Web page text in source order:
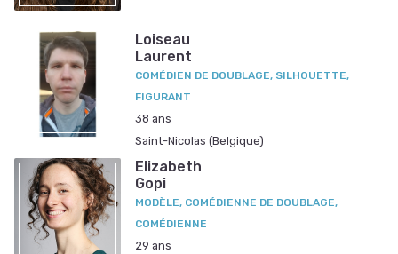
Loiseau
Laurent
COMÉDIEN DE DOUBLAGE, SILHOUETTE,
FIGURANT
38 ans
Saint-Nicolas (Belgique)
Elizabeth
Gopi
MODÈLE, COMÉDIENNE DE DOUBLAGE,
COMÉDIENNE
29 ans